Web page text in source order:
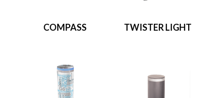
COMPASS TWISTER LIGHT